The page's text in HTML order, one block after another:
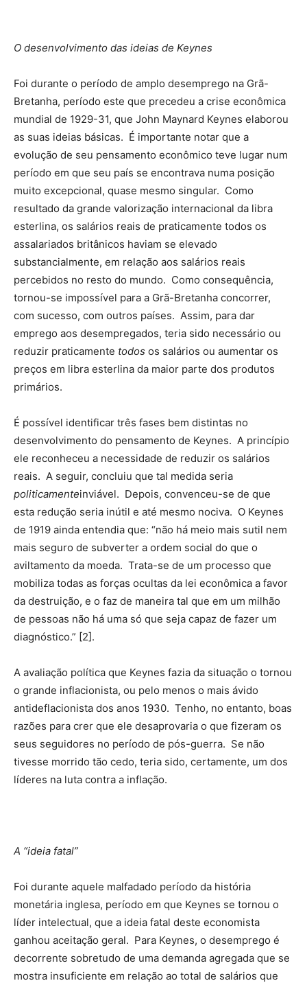
O desenvolvimento das ideias de Keynes
Foi durante o período de amplo desemprego na Grã-
Bretanha, período este que precedeu a crise econômica
mundial de 1929-31, que John Maynard Keynes elaborou
as suas ideias básicas. É importante notar que a
evolução de seu pensamento econômico teve lugar num
período em que seu país se encontrava numa posição
muito excepcional, quase mesmo singular. Como
resultado da grande valorização internacional da libra
esterlina, os salários reais de praticamente todos os
assalariados britânicos haviam se elevado
substancialmente, em relação aos salários reais
percebidos no resto do mundo. Como consequência,
tornou-se impossível para a Grã-Bretanha concorrer,
com sucesso, com outros países. Assim, para dar
emprego aos desempregados, teria sido necessário ou
reduzir praticamente todos os salários ou aumentar os
preços em libra esterlina da maior parte dos produtos
primários.
É possível identificar três fases bem distintas no
desenvolvimento do pensamento de Keynes. A princípio
ele reconheceu a necessidade de reduzir os salários
reais. A seguir, concluiu que tal medida seria
politicamenteinviável. Depois, convenceu-se de que
esta redução seria inútil e até mesmo nociva. O Keynes
de 1919 ainda entendia que: “não há meio mais sutil nem
mais seguro de subverter a ordem social do que o
aviltamento da moeda. Trata-se de um processo que
mobiliza todas as forças ocultas da lei econômica a favor
da destruição, e o faz de maneira tal que em um milhão
de pessoas não há uma só que seja capaz de fazer um
diagnóstico.” [2].
A avaliação política que Keynes fazia da situação o tornou
o grande inflacionista, ou pelo menos o mais ávido
antideflacionista dos anos 1930. Tenho, no entanto, boas
razões para crer que ele desaprovaria o que fizeram os
seus seguidores no período de pós-guerra. Se não
tivesse morrido tão cedo, teria sido, certamente, um dos
líderes na luta contra a inflação.
A “ideia fatal”
Foi durante aquele malfadado período da história
monetária inglesa, período em que Keynes se tornou o
líder intelectual, que a ideia fatal deste economista
ganhou aceitação geral. Para Keynes, o desemprego é
decorrente sobretudo de uma demanda agregada que se
mostra insuficiente em relação ao total de salários que